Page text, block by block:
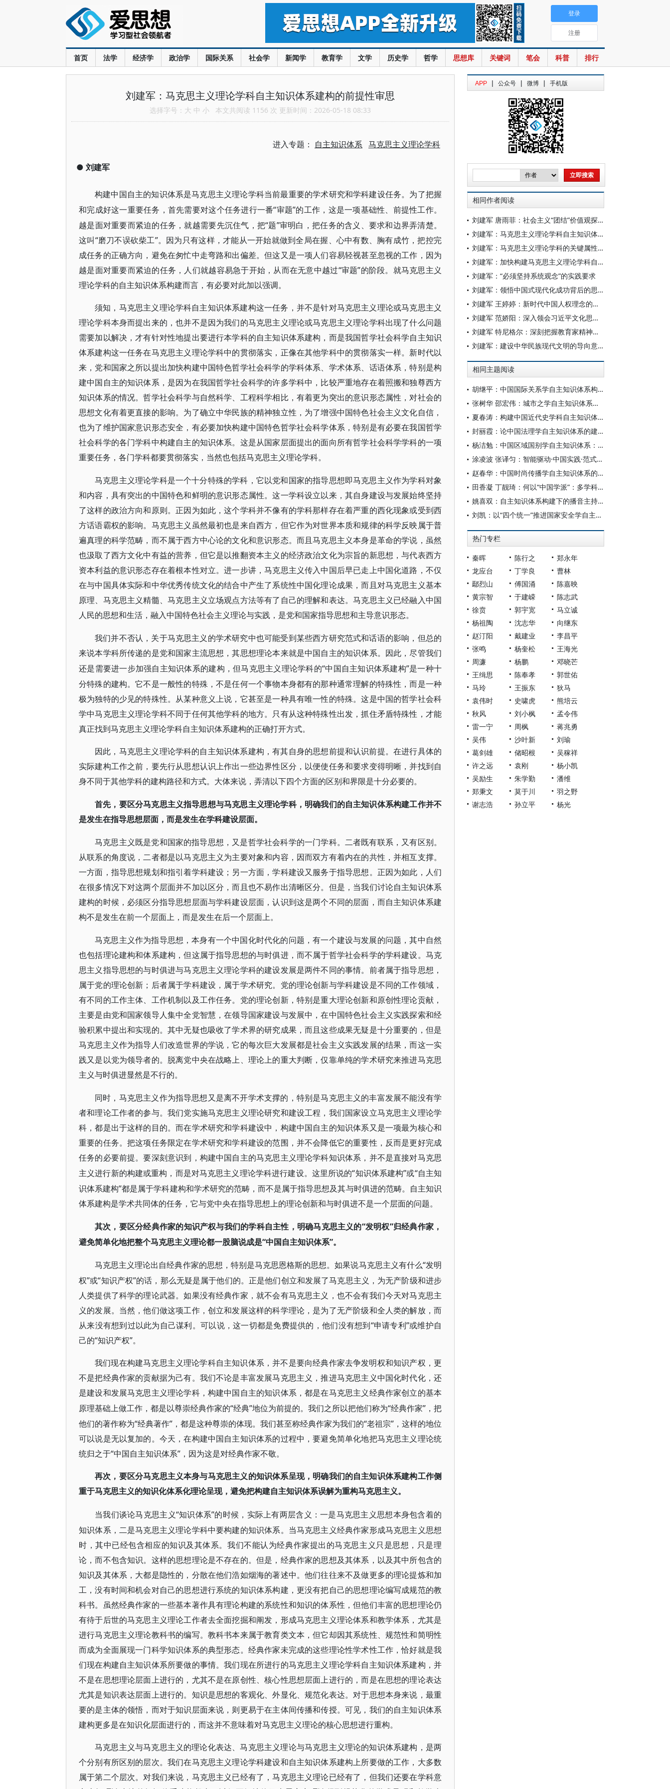
首页 法学 经济学 政治学 国际关系 社会学 新闻学 教育学 文学 历史学 哲学 思想库 关键词 笔会 科普 排行
登录
注册
刘建军：马克思主义理论学科自主知识体系建构的前提性审思
选择字号： 大 中 小 本文共阅读 1156 次 更新时间：2026-05-18 08:33
进入专题： 自主知识体系 马克思主义理论学科
● 刘建军
构建中国自主的知识体系是马克思主义理论学科当前最重要的学术研究和学科建设任务。为了把握
和完成好这一重要任务，首先需要对这个任务进行一番“审题”的工作，这是一项基础性、前提性工作。
越是面对重要而紧迫的任务，就越需要先沉住气，把“题”审明白，把任务的含义、要求和边界弄清楚。
这叫“磨刀不误砍柴工”。因为只有这样，才能从一开始就做到全局在握、心中有数、胸有成竹，把控完
成任务的正确方向，避免在匆忙中走弯路和出偏差。但这又是一项人们容易轻视甚至忽视的工作，因为
越是面对重要而紧迫的任务，人们就越容易急于开始，从而在无意中越过“审题”的阶段。就马克思主义
理论学科的自主知识体系构建而言，有必要对此加以强调。
须知，马克思主义理论学科自主知识体系建构这一任务，并不是针对马克思主义理论或马克思主义
理论学科本身而提出来的，也并不是因为我们的马克思主义理论或马克思主义理论学科出现了什么问题
需要加以解决，才有针对性地提出要进行本学科的自主知识体系建构，而是我国哲学社会科学自主知识
体系建构这一任务在马克思主义理论学科中的贯彻落实，正像在其他学科中的贯彻落实一样。新时代以
来，党和国家之所以提出加快构建中国特色哲学社会科学的学科体系、学术体系、话语体系，特别是构
建中国自主的知识体系，是因为在我国哲学社会科学的许多学科中，比较严重地存在着照搬和独尊西方
知识体系的情况。哲学社会科学与自然科学、工程科学相比，有着更为突出的意识形态属性，对社会的
思想文化有着更直接的影响。为了确立中华民族的精神独立性，为了增强中国特色社会主义文化自信，
也为了维护国家意识形态安全，有必要加快构建中国特色哲学社会科学体系，特别是有必要在我国哲学
社会科学的各门学科中构建自主的知识体系。这是从国家层面提出的面向所有哲学社会科学学科的一项
重要任务，各门学科都要贯彻落实，当然也包括马克思主义理论学科。
马克思主义理论学科是一个十分特殊的学科，它以党和国家的指导思想即马克思主义作为学科对象
和内容，具有突出的中国特色和鲜明的意识形态属性。这一学科设立以来，其自身建设与发展始终坚持
了这样的政治方向和原则。正因为如此，这个学科并不像有的学科那样存在着严重的西化现象或受到西
方话语霸权的影响。马克思主义虽然最初也是来自西方，但它作为对世界本质和规律的科学反映属于普
遍真理的科学范畴，而不属于西方中心论的文化和意识形态。而且马克思主义本身是革命的学说，虽然
也汲取了西方文化中有益的营养，但它是以推翻资本主义的经济政治文化为宗旨的新思想，与代表西方
资本利益的意识形态存在着根本性对立。进一步讲，马克思主义传入中国后早已走上中国化道路，不仅
在与中国具体实际和中华优秀传统文化的结合中产生了系统性中国化理论成果，而且对马克思主义基本
原理、马克思主义精髓、马克思主义立场观点方法等有了自己的理解和表达。马克思主义已经融入中国
人民的思想和生活，融入中国特色社会主义理论与实践，是党和国家指导思想和主导意识形态。
我们并不否认，关于马克思主义的学术研究中也可能受到某些西方研究范式和话语的影响，但总的
来说本学科所传递的是党和国家主流思想，其思想理论本来就是中国自主的知识体系。因此，尽管我们
还是需要进一步加强自主知识体系的建构，但马克思主义理论学科的“中国自主知识体系建构”是一种十
分特殊的建构。它不是一般性的特殊，不是任何一个事物本身都有的那种通常理解的特殊性，而是一种
极为独特的少见的特殊性。从某种意义上说，它甚至是一种具有唯一性的特殊。这是中国的哲学社会科
学中马克思主义理论学科不同于任何其他学科的地方。只有从这种特殊性出发，抓住矛盾特殊性，才能
真正找到马克思主义理论学科自主知识体系建构的正确打开方式。
因此，马克思主义理论学科的自主知识体系建构，有其自身的思想前提和认识前提。在进行具体的
实际建构工作之前，要先行从思想认识上作出一些边界性区分，以便使任务和要求变得明晰，并找到自
身不同于其他学科的建构路径和方式。大体来说，弄清以下四个方面的区别和界限是十分必要的。
首先，要区分马克思主义指导思想与马克思主义理论学科，明确我们的自主知识体系构建工作并不
是发生在指导思想层面，而是发生在学科建设层面。
马克思主义既是党和国家的指导思想，又是哲学社会科学的一门学科。二者既有联系，又有区别。
从联系的角度说，二者都是以马克思主义为主要对象和内容，因而双方有着内在的共性，并相互支撑。
一方面，指导思想规划和指引着学科建设；另一方面，学科建设又服务于指导思想。正因为如此，人们
在很多情况下对这两个层面并不加以区分，而且也不易作出清晰区分。但是，当我们讨论自主知识体系
建构的时候，必须区分指导思想层面与学科建设层面，认识到这是两个不同的层面，而自主知识体系建
构不是发生在前一个层面上，而是发生在后一个层面上。
马克思主义作为指导思想，本身有一个中国化时代化的问题，有一个建设与发展的问题，其中自然
也包括理论建构和体系建构，但这属于指导思想的与时俱进，而不属于哲学社会科学的学科建设。马克
思主义指导思想的与时俱进与马克思主义理论学科的建设发展是两件不同的事情。前者属于指导思想，
属于党的理论创新；后者属于学科建设，属于学术研究。党的理论创新与学科建设是不同的工作领域，
有不同的工作主体、工作机制以及工作任务。党的理论创新，特别是重大理论创新和原创性理论贡献，
主要是由党和国家领导人集中全党智慧，在领导国家建设与发展中，在中国特色社会主义实践探索和经
验积累中提出和实现的。其中无疑也吸收了学术界的研究成果，而且这些成果无疑是十分重要的，但是
马克思主义作为指导人们改造世界的学说，它的每次巨大发展都是社会主义实践发展的结果，而这一实
践又是以党为领导者的。脱离党中央在战略上、理论上的重大判断，仅靠单纯的学术研究来推进马克思
主义与时俱进显然是不行的。
同时，马克思主义作为指导思想又是离不开学术支撑的，特别是马克思主义的丰富发展不能没有学
者和理论工作者的参与。我们党实施马克思主义理论研究和建设工程，我们国家设立马克思主义理论学
科，都是出于这样的目的。而在学术研究和学科建设中，构建中国自主的知识体系又是一项最为核心和
重要的任务。把这项任务限定在学术研究和学科建设的范围，并不会降低它的重要性，反而是更好完成
任务的必要前提。要深刻意识到，构建中国自主的马克思主义理论学科知识体系，并不是直接对马克思
主义进行新的构建或重构，而是对马克思主义理论学科进行建设。这里所说的“知识体系建构”或“自主知
识体系建构”都是属于学科建构和学术研究的范畴，而不是属于指导思想及其与时俱进的范畴。自主知识
体系建构是学术共同体的任务，它与党中央在指导思想上的理论创新和与时俱进不是一个层面的问题。
其次，要区分经典作家的知识产权与我们的学科自主性，明确马克思主义的“发明权”归经典作家，
避免简单化地把整个马克思主义理论都一股脑说成是“中国自主知识体系”。
马克思主义理论出自经典作家的思想，特别是马克思恩格斯的思想。如果说马克思主义有什么“发明
权”或“知识产权”的话，那么无疑是属于他们的。正是他们创立和发展了马克思主义，为无产阶级和进步
人类提供了科学的理论武器。如果没有经典作家，就不会有马克思主义，也不会有我们今天对马克思主
义的发展。当然，他们做这项工作，创立和发展这样的科学理论，是为了无产阶级和全人类的解放，而
从来没有想到过以此为自己谋利。可以说，这一切都是免费提供的，他们没有想到“申请专利”或维护自
己的“知识产权”。
我们现在构建马克思主义理论学科自主知识体系，并不是要向经典作家去争发明权和知识产权，更
不是把经典作家的贡献据为己有。我们不论是丰富发展马克思主义，推进马克思主义中国化时代化，还
是建设和发展马克思主义理论学科，构建中国自主的知识体系，都是在马克思主义经典作家创立的基本
原理基础上做工作，都是以尊崇经典作家的“经典”地位为前提的。我们之所以把他们称为“经典作家”，把
他们的著作称为“经典著作”，都是这种尊崇的体现。我们甚至称经典作家为我们的“老祖宗”，这样的地位
可以说是无以复加的。今天，在构建中国自主知识体系的过程中，要避免简单化地把马克思主义理论统
统归之于“中国自主知识体系”，因为这是对经典作家不敬。
再次，要区分马克思主义本身与马克思主义的知识体系呈现，明确我们的自主知识体系建构工作侧
重于马克思主义的知识化体系化理论呈现，避免把构建自主知识体系误解为重构马克思主义。
当我们谈论马克思主义“知识体系”的时候，实际上有两层含义：一是马克思主义思想本身包含着的
知识体系，二是马克思主义理论学科中要构建的知识体系。当马克思主义经典作家形成马克思主义思想
时，其中已经包含相应的知识及其体系。我们不能认为经典作家提出的马克思主义只是思想，只是理
论，而不包含知识。这样的思想理论是不存在的。但是，经典作家的思想及其体系，以及其中所包含的
知识及其体系，大都是隐性的，分散在他们浩如烟海的著述中。他们往往来不及做更多的理论提炼和加
工，没有时间和机会对自己的思想进行系统的知识体系构建，更没有把自己的思想理论编写成规范的教
科书。虽然经典作家的一些基本著作具有理论构建的系统性和知识的体系性，但他们丰富的思想理论仍
有待于后世的马克思主义理论工作者去全面挖掘和阐发，形成马克思主义理论体系和教学体系，尤其是
进行马克思主义理论教科书的编写。教科书本来属于教育类文本，但它却因其系统性、规范性和简明性
而成为全面展现一门科学知识体系的典型形态。经典作家未完成的这些理论性学术性工作，恰好就是我
们现在构建自主知识体系所要做的事情。我们现在所进行的马克思主义理论学科自主知识体系建构，并
不是在思想理论层面上进行的，尤其不是在原创性、核心性思想层面上进行的，而是在思想的理论表达
尤其是知识表达层面上进行的。知识是思想的客观化、外显化、规范化表达。对于思想本身来说，最重
要的是主体的领悟，而对于知识层面来说，则更易于在主体间传播和传授。可见，我们的自主知识体系
建构更多是在知识化层面进行的，而这并不意味着对马克思主义理论的核心思想进行重构。
马克思主义与马克思主义的理论化表达、马克思主义理论与马克思主义理论的知识体系建构，是两
个分别有所区别的层次。我们在马克思主义理论学科建设和自主知识体系建构上所要做的工作，大多数
属于第二个层次。对我们来说，马克思主义已经有了，马克思主义理论已经有了，但我们还要在学科意
APP | 公众号 | 微博 | 手机版
相同作者阅读
刘建军 唐雨菲：社会主义“团结”价值观探析
刘建军：马克思主义理论学科自主知识体系建构的前提性审思
刘建军：马克思主义理论学科的关键属性与核心素养
刘建军：加快构建马克思主义理论学科自主知识体系
刘建军：“必须坚持系统观念”的实践要求
刘建军：领悟中国式现代化成功背后的思想力量——读“中国式现代化‘六观’”丛书有感
刘建军 王婷婷：新时代中国人权理念的国际传播
刘建军 范娇阳：深入领会习近平文化思想的四重维度
刘建军 特尼格尔：深刻把握教育家精神的科学内涵
刘建军：建设中华民族现代文明的导向意义
相同主题阅读
胡继平：中国国际关系学自主知识体系构建的时代转向
张树华 邵宏伟：城市之学自主知识体系正在加快形成
夏春涛：构建中国近代史学科自主知识体系刍议
封丽霞：论中国法理学自主知识体系的建构
杨洁勉：中国区域国别学自主知识体系：本原、借鉴和建构
涂凌波 张译匀：智能驱动·中国实践·范式创新：“构建中国新闻传播学自主知识体系”专题研讨会综述
赵春华：中国时尚传播学自主知识体系的内在逻辑与实践路径
田香凝 丁靓琦：何以“中国学派”：多学科视野下中国特色新闻传播学建设的研究
姚喜双：自主知识体系构建下的播音主持高等专业教育研究
刘凯：以“四个统一”推进国家安全学自主知识体系构建
热门专栏
秦晖 陈行之
郑永年
龙应台
丁学良
曹林
鄢烈山
傅国涌
陈嘉映
黄宗智
于建嵘
陈志武
徐贲
郭宇宽
马立诚
杨祖陶
沈志华
向继东
赵汀阳
戴建业
李昌平
张鸣
杨奎松
王海光
周濂
杨鹏
邓晓芒
王缉思
陈奉孝
郭世佑
马玲
王振东
狄马
袁伟时
史啸虎
熊培云
秋风
刘小枫
孟令伟
雷一宁
周枫
蒋兆勇
吴伟
沙叶新
刘瑜
葛剑雄
储昭根
吴稼祥
许之远
袁刚
杨小凯
吴励生
朱学勤
潘维
郑秉文
莫于川
羽之野
谢志浩
孙立平 杨光